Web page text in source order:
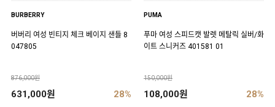
BURBERRY
버버리 여성 빈티지 체크 베이지 샌들 8
047805
876,000원
631,000원 28%
PUMA
푸마 여성 스피드캣 발렛 메탈릭 실버/화
이트 스니커즈 401581 01
150,000원
108,000원 28%